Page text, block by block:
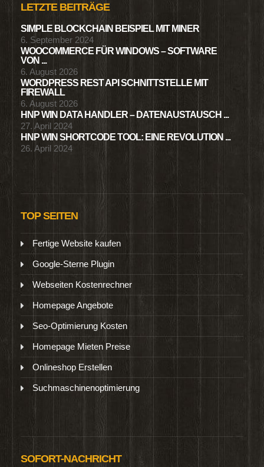
LETZTE BEITRÄGE
SIMPLE BLOCKCHAIN BEISPIEL MIT MINER
6. September 2024
WOOCOMMERCE FÜR WINDOWS – SOFTWARE
VON ...
6. August 2026
WORDPRESS REST API SCHNITTSTELLE MIT
FIREWALL
6. August 2026
HNP WIN DATA HANDLER – DATENAUSTAUSCH ...
27. April 2024
HNP WIN SHORTCODE TOOL: EINE REVOLUTION ...
26. April 2024
TOP SEITEN
Fertige Website kaufen
Google-Sterne Plugin
Webseiten Kostenrechner
Homepage Angebote
Seo-Optimierung Kosten
Homepage Mieten Preise
Onlineshop Erstellen
Suchmaschinenoptimierung
SOFORT-NACHRICHT